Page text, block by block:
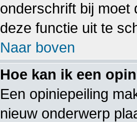
onderschrift bij moet
deze functie uit te
Naar boven
Hoe kan ik een
Een opiniepeiling
nieuw onderwerp